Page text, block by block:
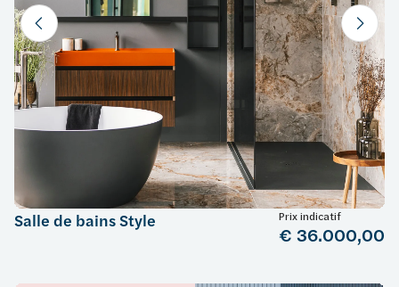
Salle de bains Style Prix indicatif
€ 36.000,00